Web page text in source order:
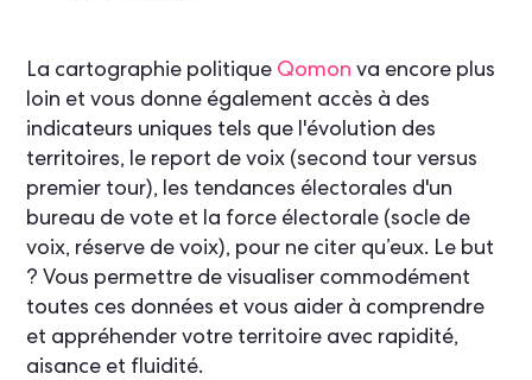
La cartographie politique Qomon va encore plus
loin et vous donne également accès à des
indicateurs uniques tels que l'évolution des
territoires, le report de voix (second tour versus
premier tour), les tendances électorales d'un
bureau de vote et la force électorale (socle de
voix, réserve de voix), pour ne citer qu’eux. Le but
? Vous permettre de visualiser commodément
toutes ces données et vous aider à comprendre
et appréhender votre territoire avec rapidité,
aisance et fluidité.